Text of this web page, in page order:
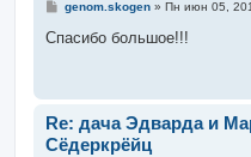
С
о
е
genom.skogen» Пн июн 05,
Спасибо большое!!!
Re: дача Эдварда и
Сёдеркрёйц